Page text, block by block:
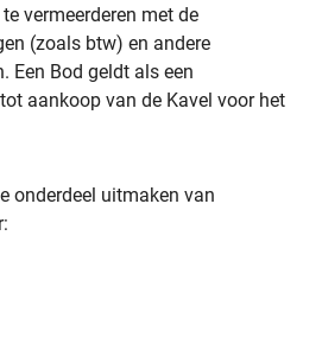
vermeerderen met de
(zoals btw) en andere
Een Bod geldt als een
aankoop van de Kavel voor het
onderdeel uitmaken van